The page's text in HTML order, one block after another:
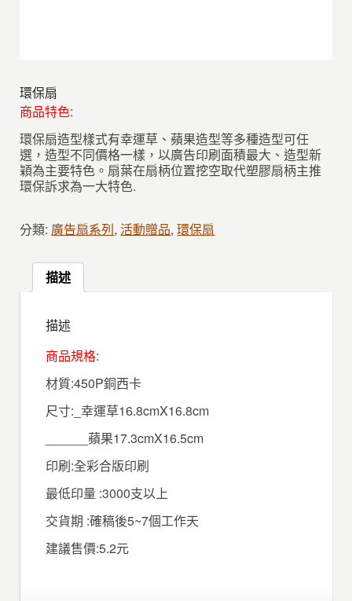
環保扇
商品特色:
環保扇造型樣式有幸運草、蘋果造型等多種造型可任
選，造型不同價格一樣，以廣告印刷面積最大、造型新
穎為主要特色。扇葉在扇柄位置挖空取代塑膠扇柄主推
環保訴求為一大特色.
分類: 廣告扇系列,活動贈品,環保扇
描述
描述
商品規格:
材質:450P銅西卡
尺寸:_幸運草16.8cmX16.8cm
______蘋果17.3cmX16.5cm
印刷:全彩合版印刷
最低印量 :3000支以上
交貨期 :確稿後5~7個工作天
建議售價:5.2元